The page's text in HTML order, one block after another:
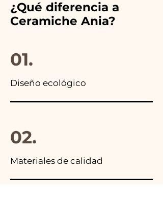
anuncios de nuestros artículos
encontrarás la foto del
¿Qué diferencia a
Ceramiche Ania?
01.
Diseño ecológico
02.
Materiales de calidad